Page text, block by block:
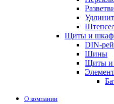
Щиты и
DIN-
Шины
Щиты и
О компании